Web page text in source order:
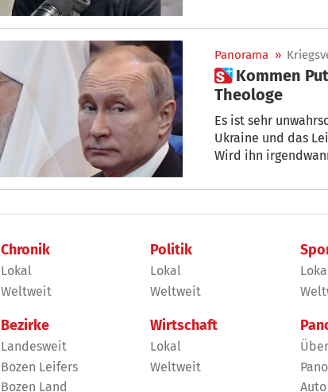
zu Gast im
Panorama »
 Kommen Putin und der Patriarch in die Hölle? Das sagt der
Theologe
Es ist sehr
Ukraine und das
Wird ihn
nachgefragt – und
Chronik
Lokal
Weltweit
Bezirke
Landesweit
Bozen Leifers
Bozen Land
Politik
Lokal
Weltweit
Wirtschaft
Lokal
Weltweit